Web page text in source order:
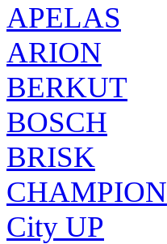
APELAS
ARION
BERKUT
BOSCH
BRISK
CHAMPION
City UP